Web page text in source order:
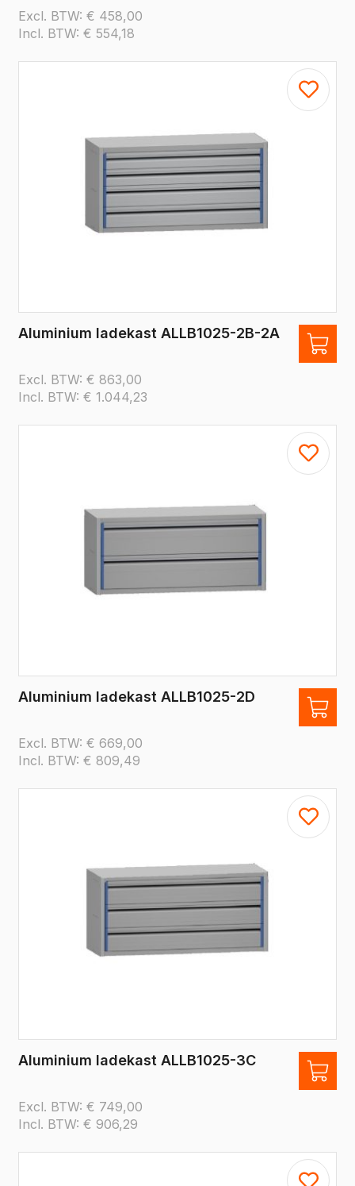
Excl. BTW: € 458,00
Incl. BTW: € 554,18
Aluminium ladekast ALLB1025-2B-2A
Excl. BTW: € 863,00
Incl. BTW: € 1.044,23
Aluminium ladekast ALLB1025-2D
Excl. BTW: € 669,00
Incl. BTW: € 809,49
Aluminium ladekast ALLB1025-3C
Excl. BTW: € 749,00
Incl. BTW: € 906,29